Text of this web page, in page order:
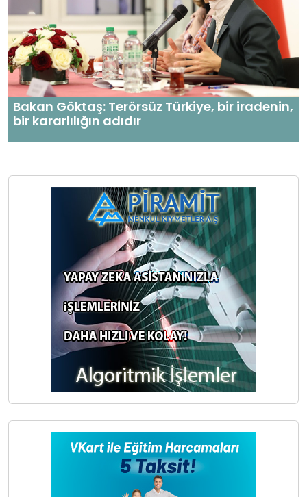
Bakan Göktaş: Terörsüz Türkiye, bir iradenin,
bir kararlılığın adıdır